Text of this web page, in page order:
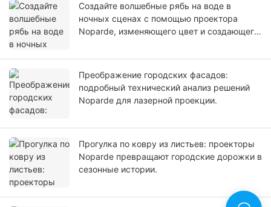
Создайте волшебные рябь на воде в
ночных сценах с помощью проектора
Noparde, изменяющего цвет и создающего
Преображение городских фасадов:
подробный технический анализ решений
Noparde для лазерной проекции.
Прогулка по ковру из листьев: проекторы
Noparde превращают городские дорожки в
сезонные истории.